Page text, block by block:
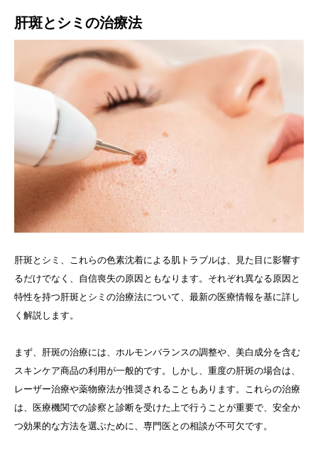
肝斑とシミの治療法
肝斑とシミ、これらの色素沈着による肌トラブルは、見た目に影響す
るだけでなく、自信喪失の原因ともなります。それぞれ異なる原因と
特性を持つ肝斑とシミの治療法について、最新の医療情報を基に詳し
く解説します。
まず、肝斑の治療には、ホルモンバランスの調整や、美白成分を含む
スキンケア商品の利用が一般的です。しかし、重度の肝斑の場合は、
レーザー治療や薬物療法が推奨されることもあります。これらの治療
は、医療機関での診察と診断を受けた上で行うことが重要で、安全か
つ効果的な方法を選ぶために、専門医との相談が不可欠です。